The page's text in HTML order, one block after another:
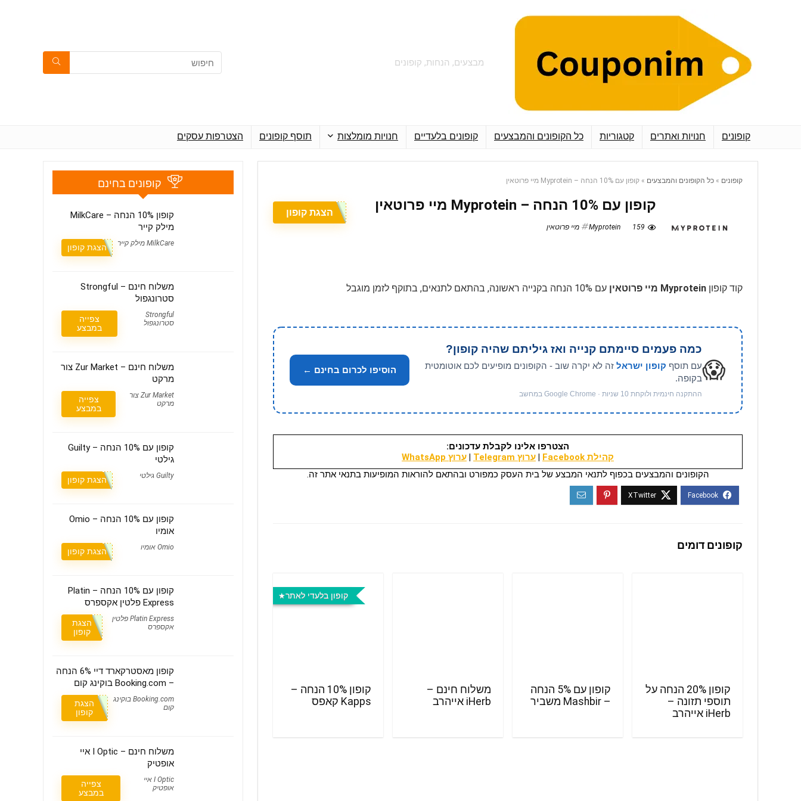
מבצעים, הנחות, קופונים
קופונים חנויות ואתרים קטגוריות כל הקופונים והמבצעים קופונים בלעדיים חנויות מומלצות תוסף קופונים הצטרפות עסקים
קופונים » כל הקופונים והמבצעים » קופון עם 10% הנחה – Myprotein מיי פרוטאין
קופון עם 10% הנחה – Myprotein מיי פרוטאין
159 Myprotein מיי פרוטאין
הצגת קופון
קוד קופון Myprotein מיי פרוטאין עם 10% הנחה בקנייה ראשונה, בהתאם לתנאים, בתוקף לזמן מוגבל
😱
כמה פעמים סיימתם קנייה ואז גיליתם שהיה קופון?
עם תוסף קופון ישראל זה לא יקרה שוב - הקופונים מופיעים לכם אוטומטית
בקופה.
ההתקנה חינמית ולוקחת 10 שניות · Google Chrome במחשב
הוסיפו לכרום בחינם ←
הצטרפו אלינו לקבלת עדכונים:
קהילת Facebook
| ערוץ Telegram | ערוץ WhatsApp
הקופונים והמבצעים בכפוף לתנאי המבצע של בית העסק כמפורט ובהתאם להוראות המופיעות בתנאי אתר זה.
קופונים דומים
קופון 20% הנחה על
תוספי תזונה –
iHerb אייהרב
קופון עם 5% הנחה
– Mashbir משביר
משלוח חינם –
iHerb אייהרב
קופון בלעדי לאתר
קופון 10% הנחה –
Kapps קאפס
קופונים בחינם
קופון 10% הנחה – MilkCare
מילק קייר
MilkCare מילק קייר הצגת קופון
משלוח חינם – Strongful
סטרונגפול
Strongful
סטרונגפול
צפייה
במבצע
משלוח חינם – Zur Market צור
מרקט
Zur Market צור
מרקט
צפייה
במבצע
קופון עם 10% הנחה – Guilty
גילטי
Guilty גילטי הצגת קופון
קופון עם 10% הנחה – Omio
אומיו
Omio אומיו הצגת קופון
קופון עם 10% הנחה – Platin
Express פלטין אקספרס
Platin Express פלטין
אקספרס
הצגת
קופון
קופון מאסטרקארד דיי 6% הנחה
– Booking.com בוקינג קום
Booking.com בוקינג
קום
הצגת
קופון
משלוח חינם – I Optic איי
אופטיק
I Optic איי
אופטיק
צפייה
במבצע